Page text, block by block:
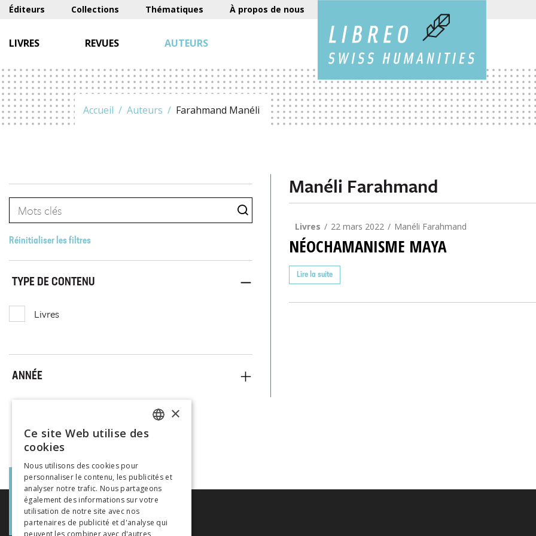
Éditeurs Collections Thématiques À propos de nous
LIVRES REVUES AUTEURS
Accueil Auteurs Farahmand Manéli
Réinitialiser les filtres
TYPE DE CONTENU
Livres
ANNÉE
Manéli Farahmand
Livres 22 mars 2022 Manéli Farahmand
NÉOCHAMANISME MAYA
Lire la suite
ITALIAN
×
Ce site Web utilise des
cookies
Nous utilisons des cookies pour
personnaliser le contenu, les publicités et
analyser notre trafic. Nous partageons
également des informations sur votre
utilisation de notre site avec nos
partenaires de publicité et d'analyse qui
peuvent les combiner avec d'autres